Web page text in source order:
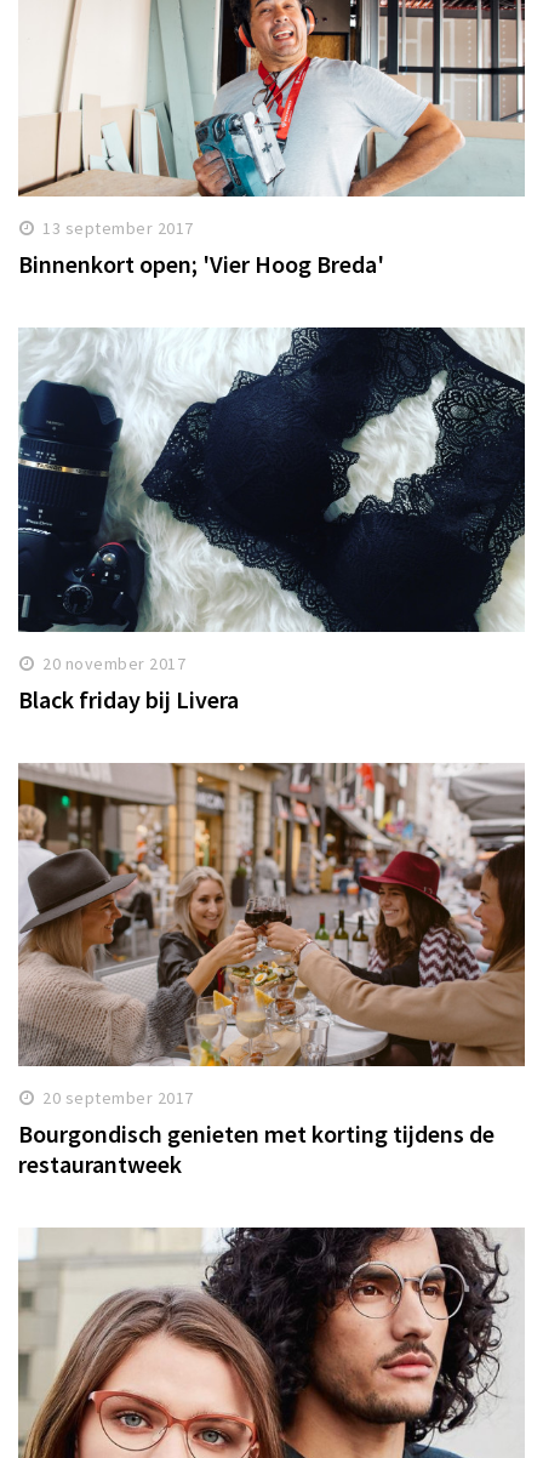
13 september 2017
Binnenkort open; 'Vier Hoog Breda'
20 november 2017
Black friday bij Livera
20 september 2017
Bourgondisch genieten met korting tijdens de
restaurantweek